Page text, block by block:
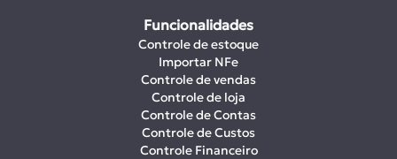
Funcionalidades
Controle de estoque
Importar NFe
Controle de vendas
Controle de loja
Controle de Contas
Controle de Custos
Controle Financeiro